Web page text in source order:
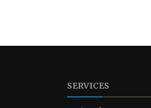
SERVICES